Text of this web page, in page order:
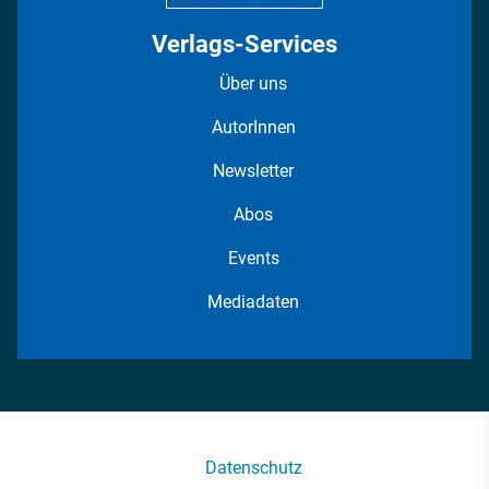
Verlags-Services
Über uns
AutorInnen
Newsletter
Abos
Events
Mediadaten
Datenschutz